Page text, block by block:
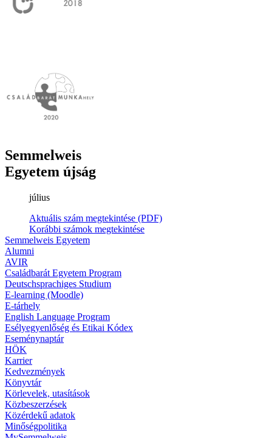
Semmelweis
Egyetem újság
július
Aktuális szám megtekintése (PDF)
Korábbi számok megtekintése
Semmelweis Egyetem
Alumni
AVIR
Családbarát Egyetem Program
Deutschsprachiges Studium
E-learning (Moodle)
E-tárhely
English Language Program
Esélyegyenlőség és Etikai Kódex
Eseménynaptár
HÖK
Karrier
Kedvezmények
Könyvtár
Körlevelek, utasítások
Közbeszerzések
Közérdekű adatok
Minőségpolitika